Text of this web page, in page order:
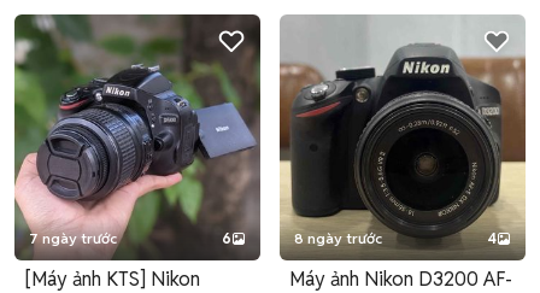
7 ngày trước 6
[Máy ảnh KTS] Nikon
8 ngày trước 4
Máy ảnh Nikon D3200 AF-